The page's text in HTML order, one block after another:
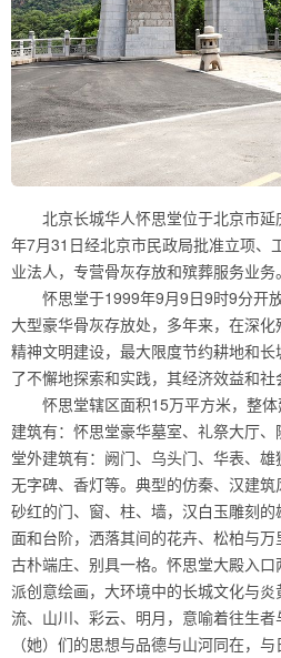
北京长城华人怀思堂位于北京市
年7月31日经北京市民政局批准立项、
业法人，专营骨灰存放和殡葬服务业务。
怀思堂于1999年9月9日9时9分开
大型豪华骨灰存放处，多年来，在深
精神文明建设，最大限度节约耕地和
了不懈地探索和实践，其经济效益和社
怀思堂辖区面积15万平方米，整
建筑有：怀思堂豪华墓室、礼祭大厅、
堂外建筑有：阙门、乌头门、华表、雄
无字碑、香灯等。典型的仿秦、汉建
砂红的门、窗、柱、墙，汉白玉雕刻
面和台阶，洒落其间的花卉、松柏与万
古朴端庄、别具一格。怀思堂大殿入
派创意绘画，大环境中的长城文化与
流、山川、彩云、明月，意喻着往生
（她）们的思想与品德与山河同在，与